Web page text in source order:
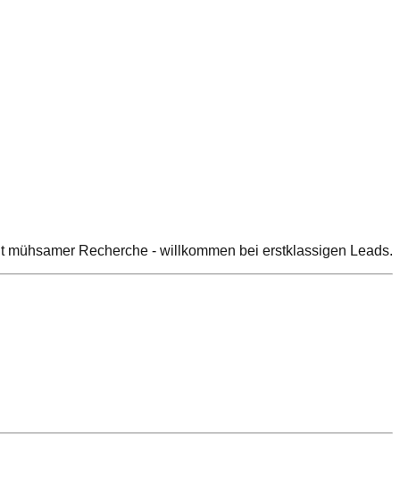
Recherche - willkommen bei erstklassigen Leads.